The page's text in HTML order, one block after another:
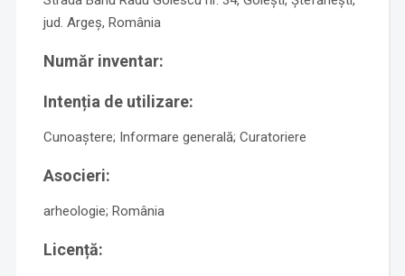
jud. Argeș, România
Număr inventar:
Intenția de utilizare:
Cunoaștere; Informare generală; Curatoriere
Asocieri:
arheologie; România
Licență: